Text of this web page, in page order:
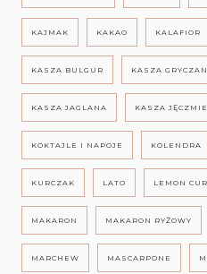
KAJMAK KAKAO KALAFIOR
KASZA BULGUR KASZA
KASZA JAGLANA KASZA
KOKTAJLE I NAPOJE KOLENDRA
KURCZAK LATO LEMON
MAKARON MAKARON RYŻOWY
MARCHEW MASCARPONE